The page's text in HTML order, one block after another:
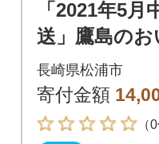
「2021年5月
送」鷹島のお
タイ(約1.2kg)
長崎県松浦市
寄付金額
（0